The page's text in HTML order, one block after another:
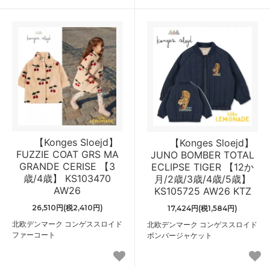
【Konges Sloejd】
FUZZIE COAT GRS MA
GRANDE CERISE 【3
歳/4歳】 KS103470
AW26
26,510円(税2,410円)
北欧デンマーク コンゲススロイド
ファーコート
【Konges Sloejd】
JUNO BOMBER TOTAL
ECLIPSE TIGER 【12か
月/2歳/3歳/4歳/5歳】
KS105725 AW26 KTZ
17,424円(税1,584円)
北欧デンマーク コンゲススロイド
ボンバージャケット